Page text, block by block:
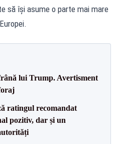
să își asume o parte mai mare
lui Trump. Avertisment
ratingul recomandat
pozitiv, dar și un